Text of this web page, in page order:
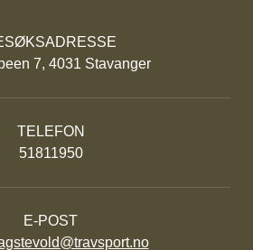
7, 4031 Stavanger
TELEFON
51811950
E-POST